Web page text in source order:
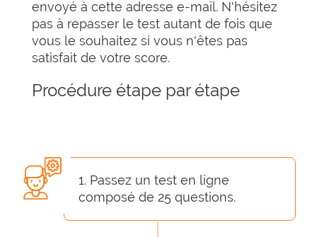
envoyé à cette adresse e-mail. N'hésitez
pas à repasser le test autant de fois que
vous le souhaitez si vous n'êtes pas
satisfait de votre score.
Procédure étape par étape
1. Passez un test en ligne
composé de 25 questions.